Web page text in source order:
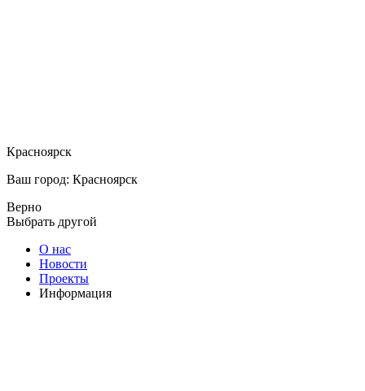
Красноярск
Ваш город: Красноярск
Верно
Выбрать другой
О нас
Новости
Проекты
Информация